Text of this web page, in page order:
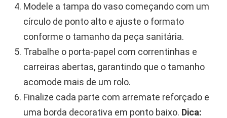
Modele a tampa do vaso começando com um
círculo de ponto alto e ajuste o formato
conforme o tamanho da peça sanitária.
Trabalhe o porta-papel com correntinhas e
carreiras abertas, garantindo que o tamanho
acomode mais de um rolo.
Finalize cada parte com arremate reforçado e
uma borda decorativa em ponto baixo. Dica: